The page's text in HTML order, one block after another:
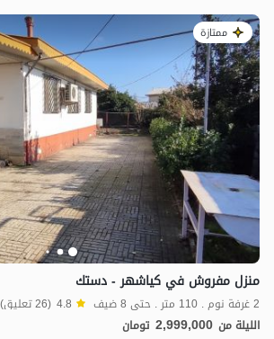
ممتازة
منزل مفروش في كياشهر - دستك
2 غرفة نوم . 110 متر . حتى 8 ضيف 4.8 (26 تعليق)
الليلة من 2,999,000 تومان